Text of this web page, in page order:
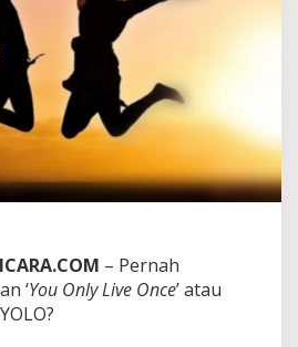
– Pernah
‘You Only Live Once’ atau